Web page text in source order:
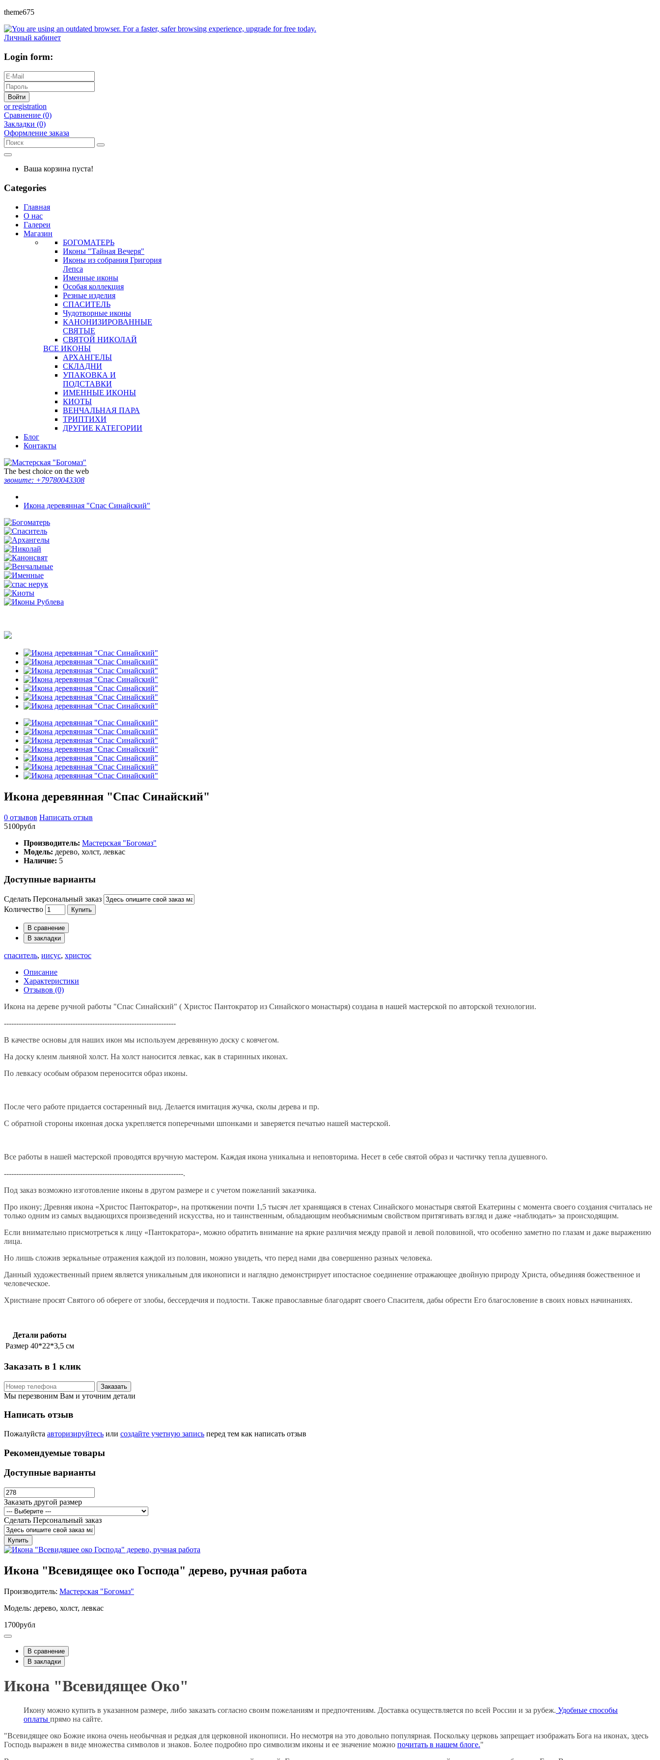
theme675
Личный кабинет
Login form:
Войти
or registration
Сравнение (0)
Закладки (0)
Оформление заказа
Ваша корзина пуста!
Categories
Главная
О нас
Галереи
Магазин
БОГОМАТЕРЬ
Иконы "Тайная Вечеря"
Иконы из собрания Григория
Лепса
Именные иконы
Особая коллекция
Резные изделия
СПАСИТЕЛЬ
Чудотворные иконы
КАНОНИЗИРОВАННЫЕ
СВЯТЫЕ
СВЯТОЙ НИКОЛАЙ
ВСЕ ИКОНЫ
АРХАНГЕЛЫ
СКЛАДНИ
УПАКОВКА И
ПОДСТАВКИ
ИМЕННЫЕ ИКОНЫ
КИОТЫ
ВЕНЧАЛЬНАЯ ПАРА
ТРИПТИХИ
ДРУГИЕ КАТЕГОРИИ
Блог
Контакты
The best choice on the web
звоните: +79780043308
Икона деревянная "Спас Синайский"
Икона деревянная "Спас Синайский"
0 отзывов Написать отзыв
5100рубл
Производитель: Мастерская "Богомаз"
Модель: дерево, холст, левкас
Наличие: 5
Доступные варианты
Сделать Персональный заказ
Количество
Купить
В сравнение
В закладки
спаситель, иисус, христос
Описание
Характеристики
Отзывов (0)
Икона на дереве ручной работы "Спас Синайский" ( Христос Пантократор из Синайского монастыря) создана в нашей мастерской по авторской технологии.
----------------------------------------------------------------------
В качестве основы для наших икон мы используем деревянную доску с ковчегом.
На доску клеим льняной холст. На холст наносится левкас, как в старинных иконах.
По левкасу особым образом переносится образ иконы.
После чего работе придается состаренный вид. Делается имитация жучка, сколы дерева и пр.
С обратной стороны иконная доска укрепляется поперечными шпонками и заверяется печатью нашей мастерской.
Все работы в нашей мастерской проводятся вручную мастером. Каждая икона уникальна и неповторима. Несет в себе святой образ и частичку тепла душевного.
-------------------------------------------------------------------------.
Под заказ возможно изготовление иконы в другом размере и с учетом пожеланий заказчика.
Про икону; Древняя икона «Христос Пантократор», на протяжении почти 1,5 тысяч лет хранящаяся в стенах Синайского монастыря святой Екатерины с момента своего создания считалась не
только одним из самых выдающихся произведений искусства, но и таинственным, обладающим необъяснимым свойством притягивать взгляд и даже «наблюдать» за происходящим.
Если внимательно присмотреться к лицу «Пантократора», можно обратить внимание на яркие различия между правой и левой половиной, что особенно заметно по глазам и даже выражению
лица.
Но лишь сложив зеркальные отражения каждой из половин, можно увидеть, что перед нами два совершенно разных человека.
Данный художественный прием является уникальным для иконописи и наглядно демонстрирует ипостасное соединение отражающее двойную природу Христа, объединяя божественное и
человеческое.
Христиане просят Святого об обереге от злобы, бессердечия и подлости. Также православные благодарят своего Спасителя, дабы обрести Его благословение в своих новых начинаниях.
Детали работы
Размер 40*22*3,5 см
Заказать в 1 клик
Заказать
Мы перезвоним Вам и уточним детали
Написать отзыв
Пожалуйста авторизируйтесь или создайте учетную запись перед тем как написать отзыв
Рекомендуемые товары
Доступные варианты
Заказать другой размер
Сделать Персональный заказ
Купить
Икона "Всевидящее око Господа" дерево, ручная работа
Производитель: Мастерская "Богомаз"
Модель: дерево, холст, левкас
1700рубл
В сравнение
В закладки
Икона "Всевидящее Око"
Икону можно купить в указанном размере, либо заказать согласно своим пожеланиям и предпочтениям. Доставка осуществляется по всей России и за рубеж. Удобные способы
оплаты прямо на сайте.
"Всевидящее око Божие икона очень необычная и редкая для церковной иконописи. Но несмотря на это довольно популярная. Поскольку церковь запрещает изображать Бога на иконах, здесь
Господь выражен в виде множества символов и знаков. Более подробно про символизм иконы и ее значение можно почитать в нашем блоге."